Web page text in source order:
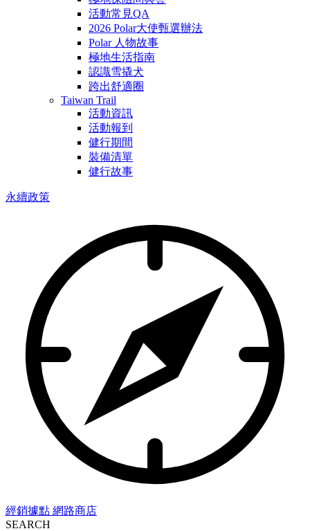
活動常見QA
2026 Polar大使甄選辦法
Polar 人物故事
極地生活指南
認識雪撬犬
跨出舒適圈
Taiwan Trail
活動資訊
活動報到
健行期間
裝備清單
健行故事
永續政策
經銷據點 網路商店
SEARCH